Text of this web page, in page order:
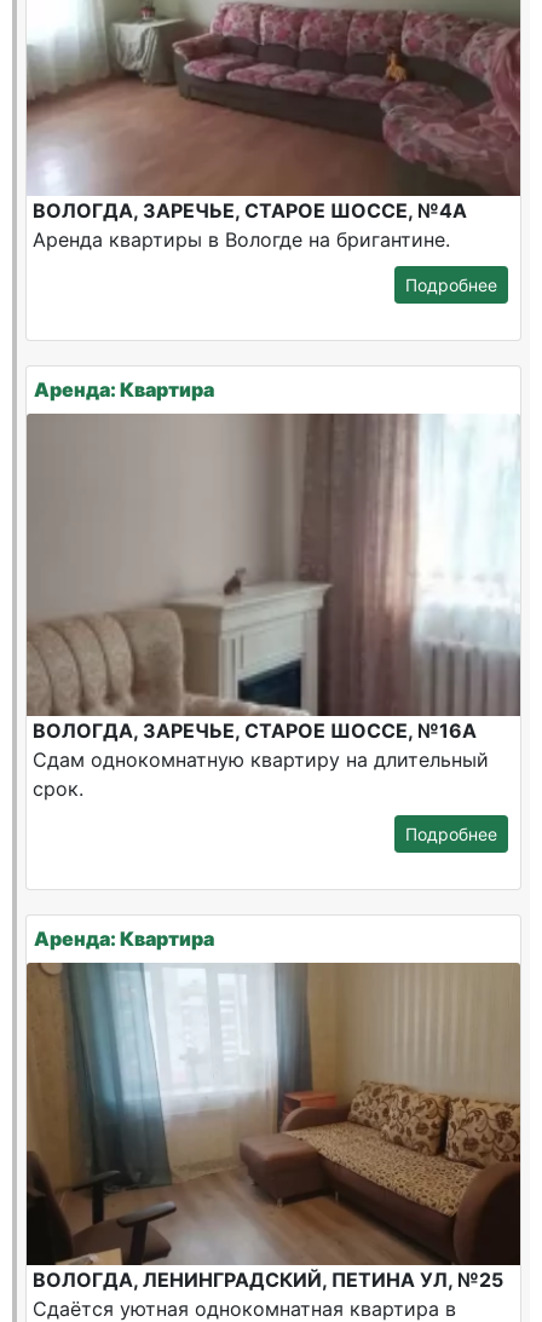
ВОЛОГДА, ЗАРЕЧЬЕ, СТАРОЕ ШОССЕ, №4А
Аренда квартиры в Вологде на бригантине.
Подробнее
Аренда: Квартира
ВОЛОГДА, ЗАРЕЧЬЕ, СТАРОЕ ШОССЕ, №16А
Сдам однокомнатную квартиру на длительный
срок.
Подробнее
Аренда: Квартира
ВОЛОГДА, ЛЕНИНГРАДСКИЙ, ПЕТИНА УЛ, №25
Сдаётся уютная однокомнатная квартира в